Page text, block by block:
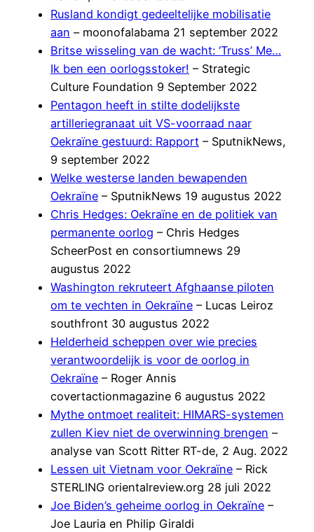
Rusland kondigt gedeeltelijke mobilisatie
aan – moonofalabama 21 september 2022
Britse wisseling van de wacht: ‘Truss’ Me…
Ik ben een oorlogsstoker! – Strategic
Culture Foundation 9 September 2022
Pentagon heeft in stilte dodelijkste
artilleriegranaat uit VS-voorraad naar
Oekraïne gestuurd: Rapport – SputnikNews,
9 september 2022
Welke westerse landen bewapenden
Oekraïne – SputnikNews 19 augustus 2022
Chris Hedges: Oekraïne en de politiek van
permanente oorlog – Chris Hedges
ScheerPost en consortiumnews 29
augustus 2022
Washington rekruteert Afghaanse piloten
om te vechten in Oekraïne – Lucas Leiroz
southfront 30 augustus 2022
Helderheid scheppen over wie precies
verantwoordelijk is voor de oorlog in
Oekraïne – Roger Annis
covertactionmagazine 6 augustus 2022
Mythe ontmoet realiteit: HIMARS-systemen
zullen Kiev niet de overwinning brengen –
analyse van Scott Ritter RT-de, 2 Aug. 2022
Lessen uit Vietnam voor Oekraïne – Rick
STERLING orientalreview.org 28 juli 2022
Joe Biden’s geheime oorlog in Oekraïne –
Joe Lauria en Philip Giraldi